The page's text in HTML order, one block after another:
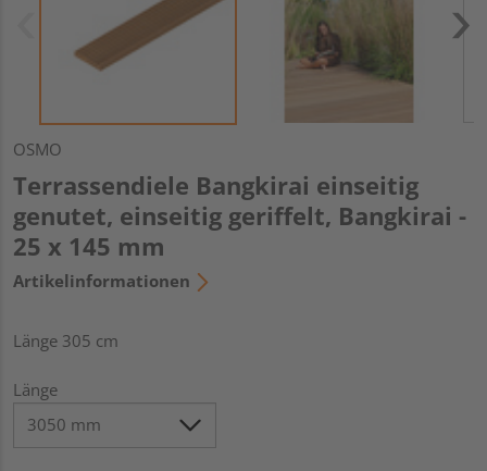
OSMO
Terrassendiele Bangkirai einseitig
genutet, einseitig geriffelt, Bangkirai -
25 x 145 mm
Artikelinformationen
Länge 305 cm
Länge